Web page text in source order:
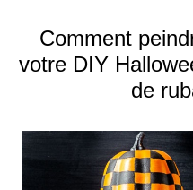
Comment
votre DIY
de